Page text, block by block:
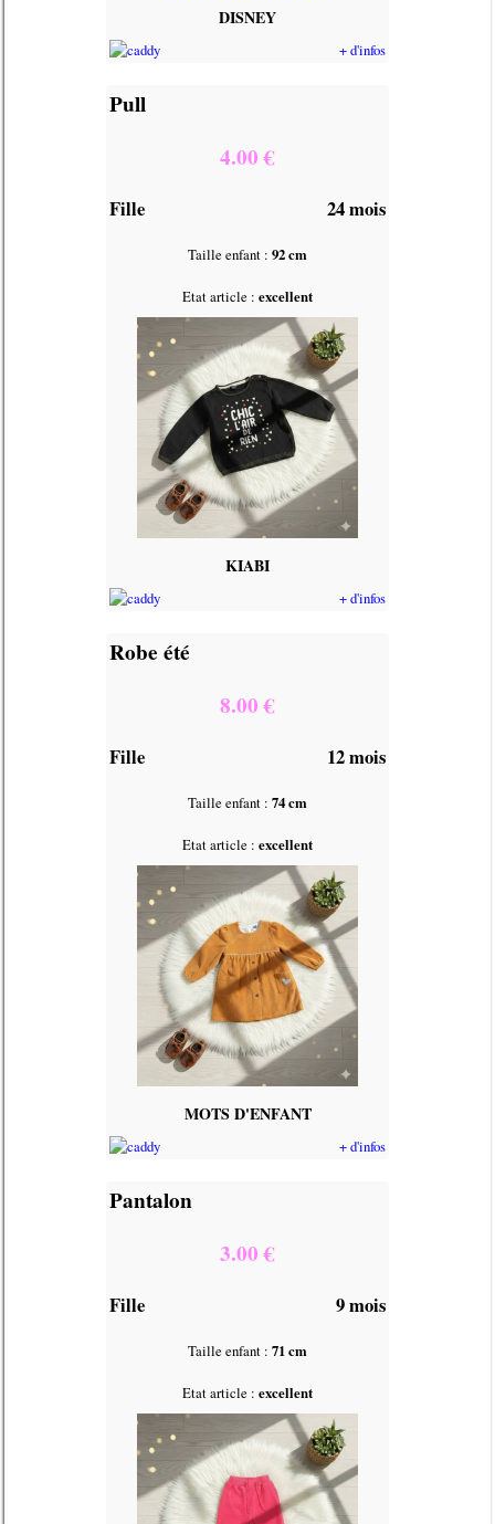
DISNEY
+ d'infos
Pull
4.00 €
Fille 24 mois
Taille enfant : 92 cm
Etat article : excellent
KIABI
+ d'infos
Robe été
8.00 €
Fille 12 mois
Taille enfant : 74 cm
Etat article : excellent
MOTS D'ENFANT
+ d'infos
Pantalon
3.00 €
Fille 9 mois
Taille enfant : 71 cm
Etat article : excellent